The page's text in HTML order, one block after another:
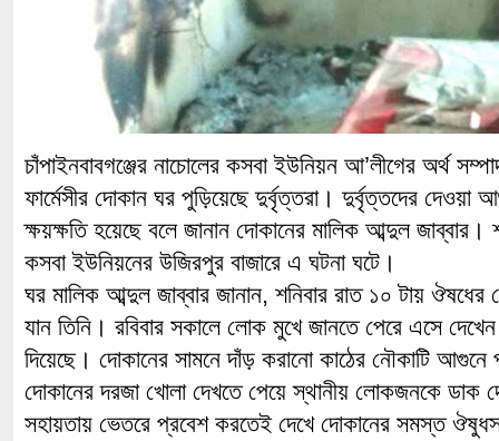
চাঁপাইনবাবগঞ্জের নাচোলের কসবা ইউনিয়ন আ’লীগের অর্থ
ফার্মেসীর দোকান ঘর পুড়িয়েছে দুর্বৃত্তরা। দুর্বৃত্তদের দেওয়া
ক্ষয়ক্ষতি হয়েছে বলে জানান দোকানের মালিক আব্দুল জাব্বার।
কসবা ইউনিয়নের উজিরপুর বাজারে এ ঘটনা ঘটে।
ঘর মালিক আব্দুল জাব্বার জানান, শনিবার রাত ১০ টায়
যান তিনি। রবিবার সকালে লোক মুখে জানতে পেরে এসে
দিয়েছে। দোকানের সামনে দাঁড় করানো কাঠের নৌকাটি
দোকানের দরজা খোলা দেখতে পেয়ে স্থানীয় লোকজনকে ডাক
সহায়তায় ভেতরে প্রবেশ করতেই দেখে দোকানের সমস্ত